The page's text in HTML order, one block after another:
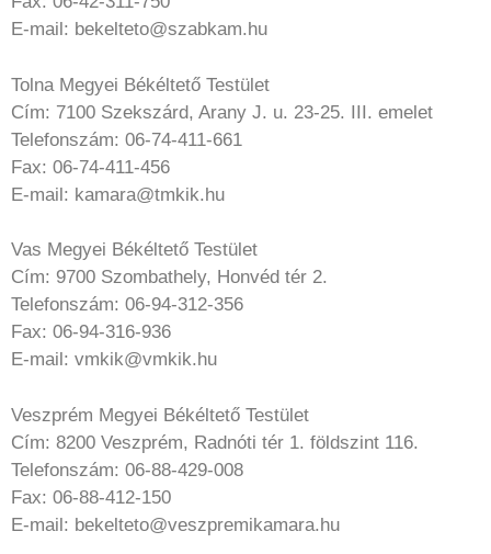
E-mail: bekelteto@szabkam.hu
Tolna Megyei Békéltető Testület
Cím: 7100 Szekszárd, Arany J. u. 23-25. III. emelet
Telefonszám: 06-74-411-661
Fax: 06-74-411-456
E-mail: kamara@tmkik.hu
Vas Megyei Békéltető Testület
Cím: 9700 Szombathely, Honvéd tér 2.
Telefonszám: 06-94-312-356
Fax: 06-94-316-936
E-mail: vmkik@vmkik.hu
Veszprém Megyei Békéltető Testület
Cím: 8200 Veszprém, Radnóti tér 1. földszint 116.
Telefonszám: 06-88-429-008
Fax: 06-88-412-150
E-mail: bekelteto@veszpremikamara.hu